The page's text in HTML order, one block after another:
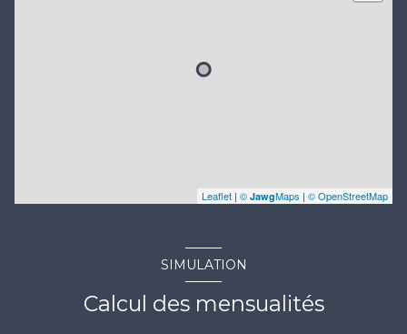
Leaflet | © JawgMaps | © OpenStreetMap
SIMULATION
Calcul des mensualités